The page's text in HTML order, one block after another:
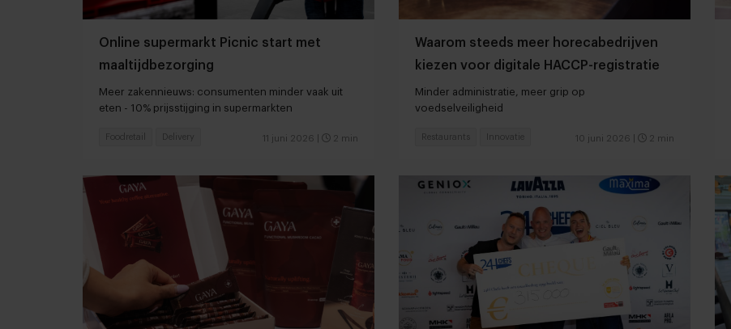
Online supermarkt Picnic start met
maaltijdbezorging
Meer zakennieuws: consumenten minder vaak uit
eten - 10% prijsstijging in supermarkten
11 juni 2026 2 min
Foodretail Delivery
Waarom steeds meer horecabedrijven
kiezen voor digitale HACCP-registratie
Minder administratie, meer grip op
voedselveiligheid
10 juni 2026 2 min
Restaurants Innovatie